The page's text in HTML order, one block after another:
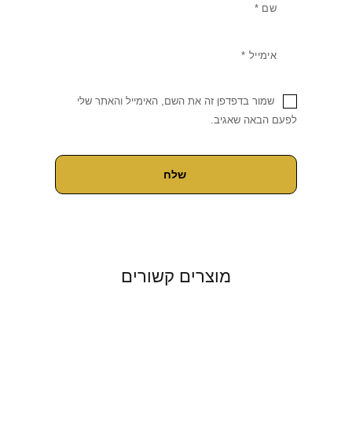
שמור בדפדפן זה את השם, האימייל והאתר שלי
לפעם הבאה שאגיב.
מוצרים קשורים